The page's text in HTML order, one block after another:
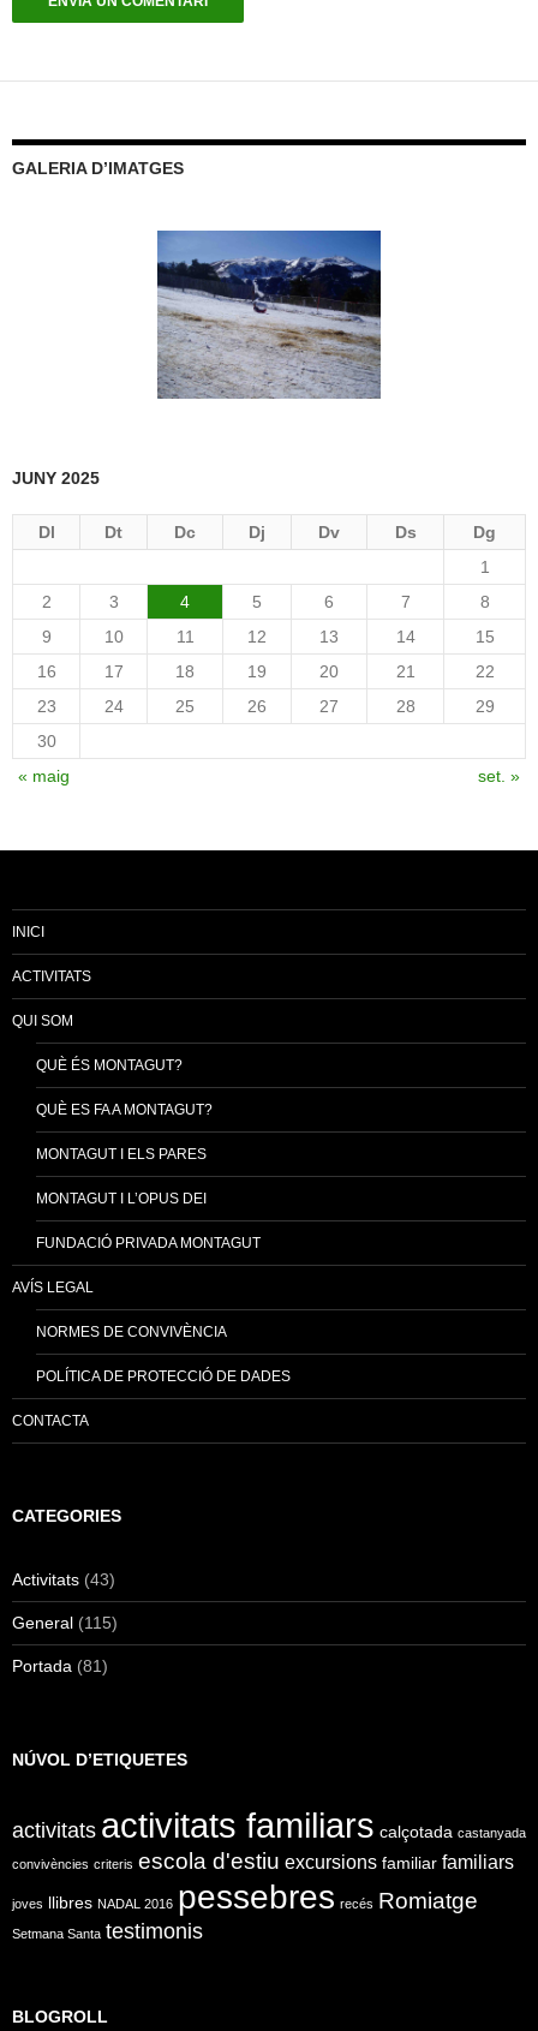
GALERIA D’IMATGES
JUNY 2025
Dl Dt Dc Dj Dv Ds
Dg
1
2
3 4 5 6 7
8
9
10 11 12 13 14
15
16
17 18 19 20 21
22
23
24 25 26 27 28
29
30
« maig
set. »
INICI
ACTIVITATS
QUI SOM
QUÈ ÉS MONTAGUT?
QUÈ ES FA A MONTAGUT?
MONTAGUT I ELS PARES
MONTAGUT I L’OPUS DEI
FUNDACIÓ PRIVADA MONTAGUT
AVÍS LEGAL
NORMES DE CONVIVÈNCIA
POLÍTICA DE PROTECCIÓ DE DADES
CONTACTA
CATEGORIES
Activitats (43)
General (115)
Portada (81)
NÚVOL D’ETIQUETES
activitats activitats familiars calçotada castanyada
convivències criteris escola d'estiu excursions familiar familiars
joves llibres NADAL 2016 pessebres recés Romiatge
Setmana Santa testimonis
BLOGROLL